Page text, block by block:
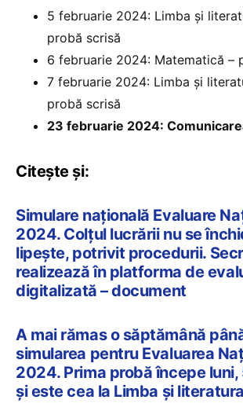
5 februarie 2024: Limba şi
probă scrisă
6 februarie 2024: Matematică –
7 februarie 2024: Limba şi
probă scrisă
23 februarie 2024:
Citește și:
Simulare națională Evaluare
2024. Colțul lucrării nu se
lipește, potrivit procedurii.
realizează în platforma de
digitalizată – document
A mai rămas o săptămână
simularea pentru Evaluarea
2024. Prima probă începe
și este cea la Limba și